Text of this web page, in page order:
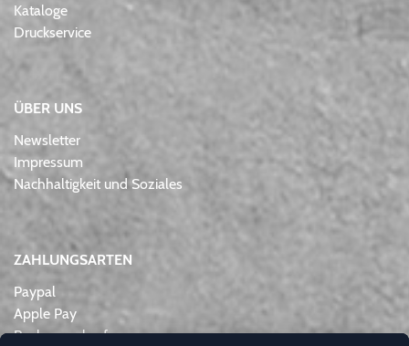
Kataloge
Druckservice
ÜBER UNS
Newsletter
Impressum
Nachhaltigkeit und Soziales
ZAHLUNGSARTEN
Paypal
Apple Pay
Rechnungskauf